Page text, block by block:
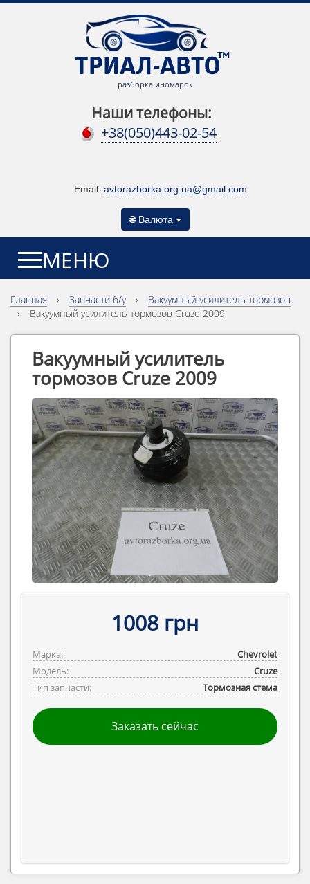
разборка иномарок
Наши телефоны:
+38(050)443-02-54
Email: avtorazborka.org.ua@gmail.com
₴ Валюта
МЕНЮ
Главная › Запчасти б/у ›
Вакуумный усилитель тормозов
›
Вакуумный усилитель тормозов Cruze 2009
Вакуумный усилитель
тормозов Cruze 2009
1008 грн
Марка:
Chevrolet
Модель:
Cruze
Тип запчасти:
Тормозная стема
Заказать сейчас